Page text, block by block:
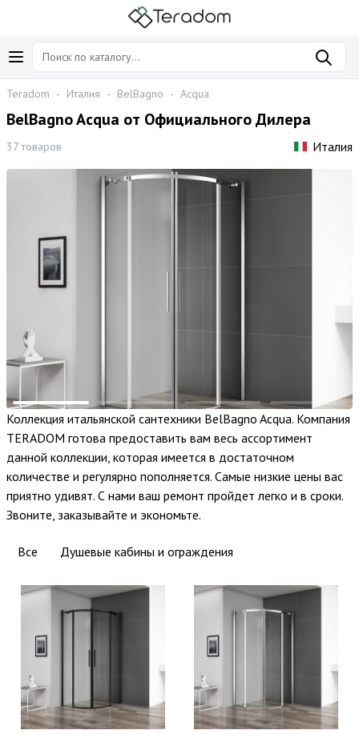
Teradom - Италия - BelBagno - Acqua
BelBagno Acqua от Официального Дилера
37 товаров Италия
Коллекция итальянской сантехники BelBagno Acqua. Компания
TERADOM готова предоставить вам весь ассортимент
данной коллекции, которая имеется в достаточном
количестве и регулярно пополняется. Самые низкие цены вас
приятно удивят. С нами ваш ремонт пройдет легко и в сроки.
Звоните, заказывайте и экономьте.
Все Душевые кабины и ограждения